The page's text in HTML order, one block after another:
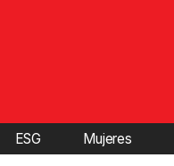
ESG Mujeres